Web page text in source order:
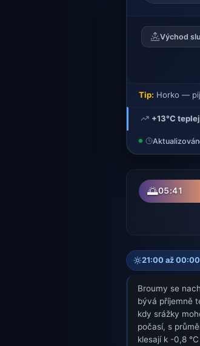
Východ
Tip: Horko —
+13°C
🌅05:41
21:00 až 00:00
Broumy se
bývá příjemně
kdy srážky
počasí, s
klesají k -0,8